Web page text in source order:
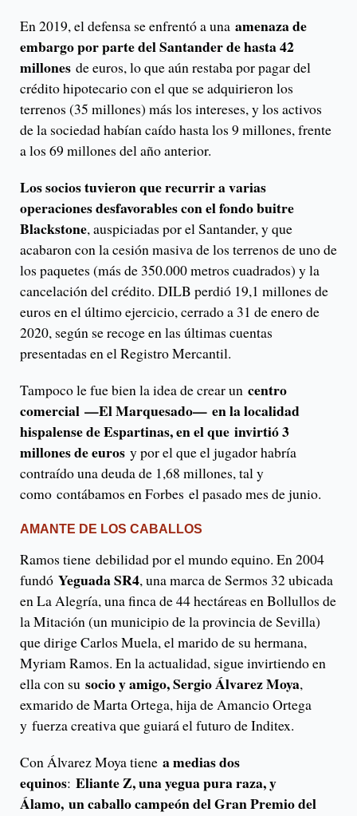
En 2019, el defensa se enfrentó a una amenaza de
embargo por parte del Santander de hasta 42
millones de euros, lo que aún restaba por pagar del
crédito hipotecario con el que se adquirieron los
terrenos (35 millones) más los intereses, y los activos
de la sociedad habían caído hasta los 9 millones, frente
a los 69 millones del año anterior.
Los socios tuvieron que recurrir a varias
operaciones desfavorables con el fondo buitre
Blackstone, auspiciadas por el Santander, y que
acabaron con la cesión masiva de los terrenos de uno de
los paquetes (más de 350.000 metros cuadrados) y la
cancelación del crédito. DILB perdió 19,1 millones de
euros en el último ejercicio, cerrado a 31 de enero de
2020, según se recoge en las últimas cuentas
presentadas en el Registro Mercantil.
Tampoco le fue bien la idea de crear un centro
comercial —El Marquesado— en la localidad
hispalense de Espartinas, en el que invirtió 3
millones de euros y por el que el jugador habría
contraído una deuda de 1,68 millones, tal y
como contábamos en Forbes el pasado mes de junio.
AMANTE DE LOS CABALLOS
Ramos tiene debilidad por el mundo equino. En 2004
fundó Yeguada SR4, una marca de Sermos 32 ubicada
en La Alegría, una finca de 44 hectáreas en Bollullos de
la Mitación (un municipio de la provincia de Sevilla)
que dirige Carlos Muela, el marido de su hermana,
Myriam Ramos. En la actualidad, sigue invirtiendo en
ella con su socio y amigo, Sergio Álvarez Moya,
exmarido de Marta Ortega, hija de Amancio Ortega
y fuerza creativa que guiará el futuro de Inditex.
Con Álvarez Moya tiene a medias dos
equinos: Eliante Z, una yegua pura raza, y
Álamo, un caballo campeón del Gran Premio del